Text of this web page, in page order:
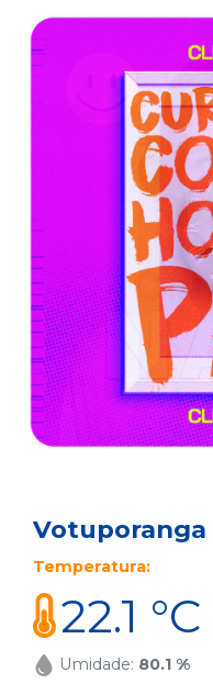
Votuporanga
Temperatura:
22.1 °C
Umidade: 80.1 %